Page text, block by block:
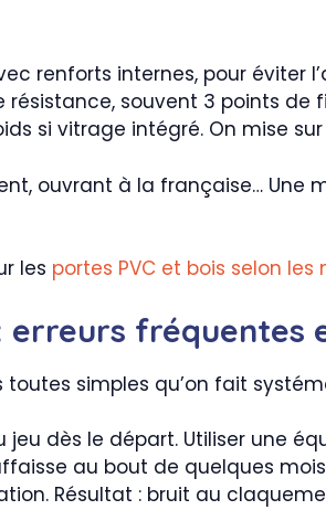
renforts internes, pour éviter
souvent 3 points de
si vitrage intégré. On mise
ouvrant à la française…
les portes PVC et bois selon les
fréquentes
simples qu’on fait
dès le départ. Utiliser une
au bout de quelques
Résultat : bruit au